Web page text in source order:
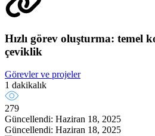
Hızlı görev oluşturma: temel
çeviklik
Görevler ve projeler
1 dakikalık
279
Güncellendi: Haziran 18, 2025
Güncellendi: Haziran 18, 2025